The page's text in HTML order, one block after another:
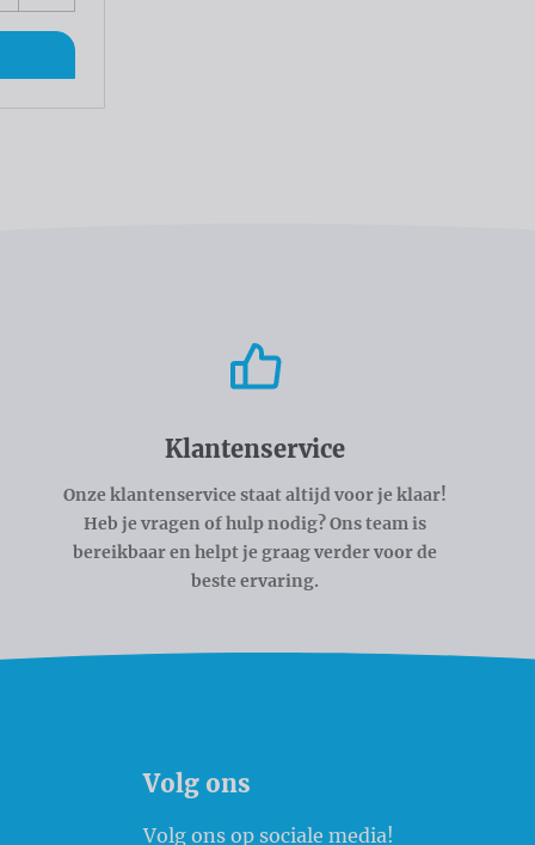
Klantenservice
Onze klantenservice staat altijd voor je klaar!
Heb je vragen of hulp nodig? Ons team is
bereikbaar en helpt je graag verder voor de
beste ervaring.
Volg ons
Volg ons op sociale media!